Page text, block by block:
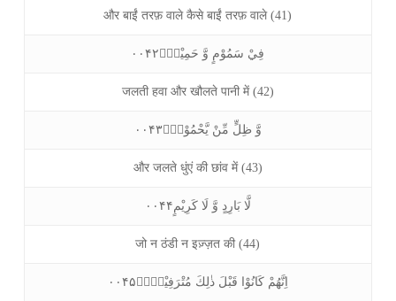
और बाईं तरफ़ वाले कैसे बाईं तरफ़ वाले (41)
فِيْ سَمُوْمٍ وَّ حَمِيْمٍۙ۰۰۴۲
जलती हवा और खौलते पानी में (42)
وَّ ظِلٍّ مِّنْ يَّحْمُوْمٍۙ۰۰۴۳
और जलते धुंएं की छांव में (43)
لَّا بَارِدٍ وَّ لَا كَرِيْمٍ۰۰۴۴
जो न ठंडी न इज़्ज़त की (44)
اِنَّهُمْ كَانُوْا قَبْلَ ذٰلِكَ مُتْرَفِيْنَۚۖ۰۰۴۵